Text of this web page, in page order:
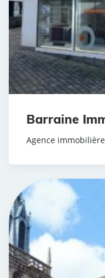
Barraine
Agence